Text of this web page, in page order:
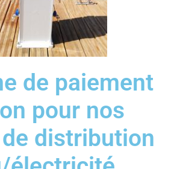
de paiement
pour nos
distribution